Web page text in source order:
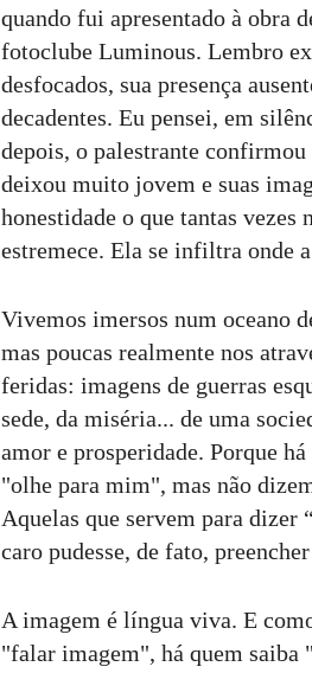
quando fui apresentado à obra
fotoclube Luminous. Lembro
desfocados, sua presença
decadentes. Eu pensei, em
depois, o palestrante confirmou
deixou muito jovem e suas
honestidade o que tantas
estremece. Ela se infiltra onde
Vivemos imersos num oceano
mas poucas realmente nos
feridas: imagens de guerras
sede, da miséria... de uma
amor e prosperidade. Porque
"olhe para mim", mas não
Aquelas que servem para dizer
caro pudesse, de fato,
A imagem é língua viva. E
"falar imagem", há quem saiba